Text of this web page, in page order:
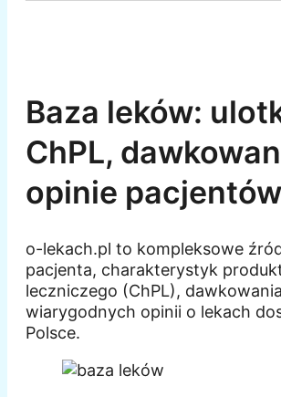
Baza leków:
ChPL,
opinie pacjentów
o-lekach.pl to kompleksowe
pacjenta, charakterystyk
leczniczego (ChPL),
wiarygodnych opinii o lekach
Polsce.